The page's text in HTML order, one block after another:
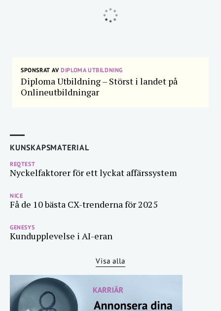
SPONSRAT AVDIPLOMA UTBILDNING
Diploma Utbildning – Störst i landet på
Onlineutbildningar
KUNSKAPSMATERIAL
REQTEST
Nyckelfaktorer för ett lyckat affärssystem
NICE
Få de 10 bästa CX-trenderna för 2025
GENESYS
Kundupplevelse i AI-eran
Visa alla